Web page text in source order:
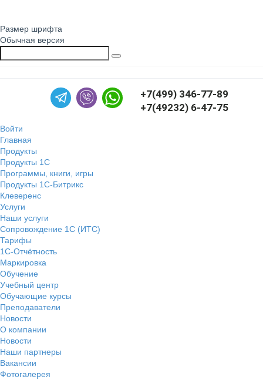
Размер шрифта
Обычная версия
+7(499) 346-77-89
+7(49232) 6-47-75
Войти
Главная
Продукты
Продукты 1С
Программы, книги, игры
Продукты 1С-Битрикс
Клеверенс
Услуги
Наши услуги
Сопровождение 1С (ИТС)
Тарифы
1С-Отчётность
Маркировка
Обучение
Учебный центр
Обучающие курсы
Преподаватели
Новости
О компании
Новости
Наши партнеры
Вакансии
Фотогалерея